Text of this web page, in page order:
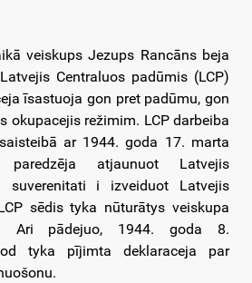
veiskups Jezups Rancāns beja
Centraluos padūmis (LCP)
īsastuoja gon pret padūmu, gon
okupacejis režimim. LCP darbeiba
ar 1944. goda 17. marta
paredzēja atjaunuot Latvejis
suverenitati i izveiduot Latvejis
sēdis tyka nūturātys veiskupa
Ari pādejuo, 1944. goda 8.
tyka pījimta deklaraceja par